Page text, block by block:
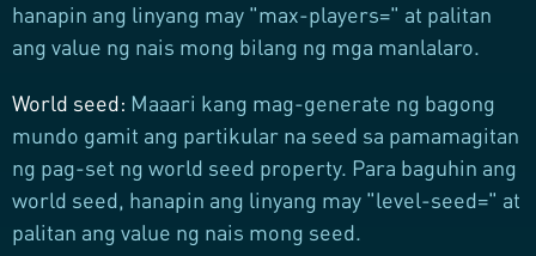
hanapin ang linyang may "max-players=" at palitan
ang value ng nais mong bilang ng mga manlalaro.
World seed: Maaari kang mag-generate ng bagong
mundo gamit ang partikular na seed sa pamamagitan
ng pag-set ng world seed property. Para baguhin ang
world seed, hanapin ang linyang may "level-seed=" at
palitan ang value ng nais mong seed.